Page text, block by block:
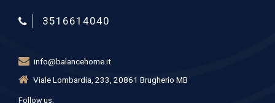
3516614040
info@balancehome.it
Viale Lombardia, 233, 20861 Brugherio MB
Follow us: